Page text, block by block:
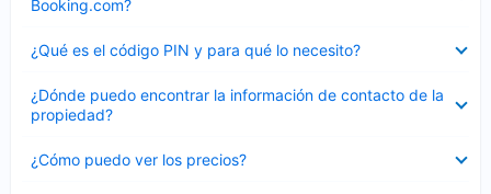
Booking.com?
¿Qué es el código PIN y para qué lo necesito?
cerrado
¿Dónde puedo encontrar la información de contacto de la
propiedad?
cerrado
¿Cómo puedo ver los precios?
cerrado